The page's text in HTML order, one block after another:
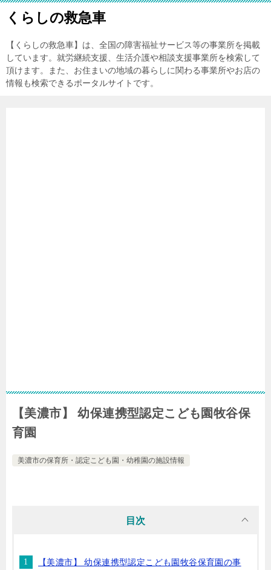
くらしの救急車
【くらしの救急車】は、全国の障害福祉サービス等の事業所を掲載
しています。就労継続支援、生活介護や相談支援事業所を検索して
頂けます。また、お住まいの地域の暮らしに関わる事業所やお店の
情報も検索できるポータルサイトです。
【美濃市】 幼保連携型認定こども園牧谷保
育園
美濃市の保育所・認定こども園・幼稚園の施設情報
目次
【美濃市】 幼保連携型認定こども園牧谷保育園の事